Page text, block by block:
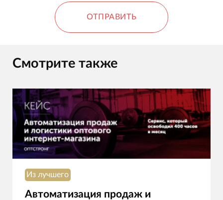
ОТПРАВИТЬ
Смотрите также
Из лучшего
Автоматизация продаж и